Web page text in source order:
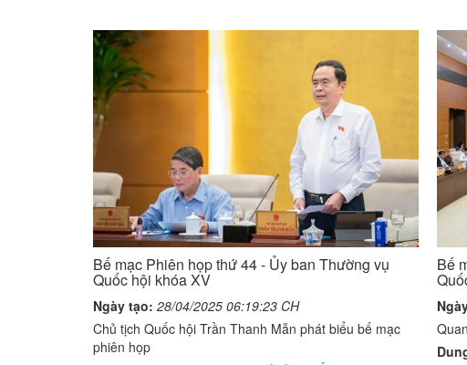
Bế mạc Phiên họp thứ 44 - Ủy ban Thường vụ
Quốc hội khóa XV
Ngày tạo: 28/04/2025 06:19:23 CH
Chủ tịch Quốc hội Trần Thanh Mẫn phát biểu bế mạc
phiên họp
Bế